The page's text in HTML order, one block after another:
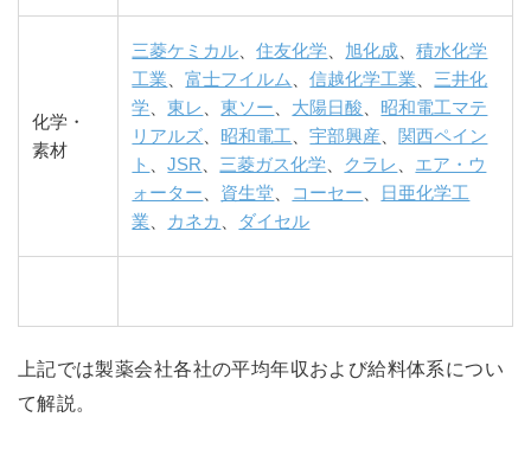
化学・
素材
三菱ケミカル 、住友化学 旭化成 、積水化学
工業 、富士フイルム 、信越化学工業
三井化
学 、東レ 、東ソー 大陽日酸
昭和電工マテ
リアルズ
昭和電工 、宇部興産
関西ペイン
ト
、JSR 三菱ガス化学 クラレ
エア・ウ
ォーター
資生堂 コーセー
日亜化学工
業
カネカ ダイセル
上記では製薬会社各社の平均年収および給料体系につい
て解説。